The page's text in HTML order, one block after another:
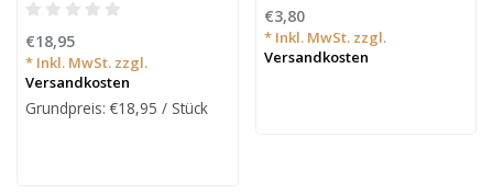
€18,95
* Inkl. MwSt. zzgl.
Versandkosten
Grundpreis: €18,95 / Stück
€3,80
* Inkl. MwSt. zzgl.
Versandkosten